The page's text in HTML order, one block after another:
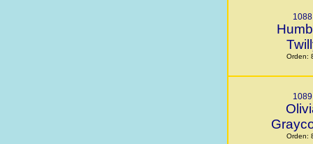
1088
Orden:
1089
Orden: